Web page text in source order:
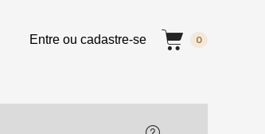
Entre ou cadastre-se 0